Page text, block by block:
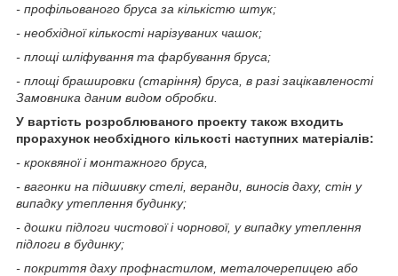
- профільованого бруса за кількістю штук;
- необхідної кількості нарізуваних чашок;
- площі шліфування та фарбування бруса;
- площі брашировки (старіння) бруса, в разі зацікавленості
Замовника даним видом обробки.
У вартість розроблюваного проекту також входить
прорахунок необхідного кількості наступних матеріалів:
- кроквяної і монтажного бруса,
- вагонки на підшивку стелі, веранди, виносів даху, стін у
випадку утеплення будинку;
- дошки підлоги чистової і чорнової, у випадку утеплення
підлоги в будинку;
- покриття даху профнастилом, металочерепицею або